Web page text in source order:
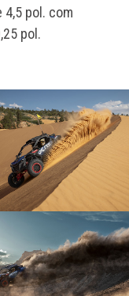
4,5 pol. com
pol.